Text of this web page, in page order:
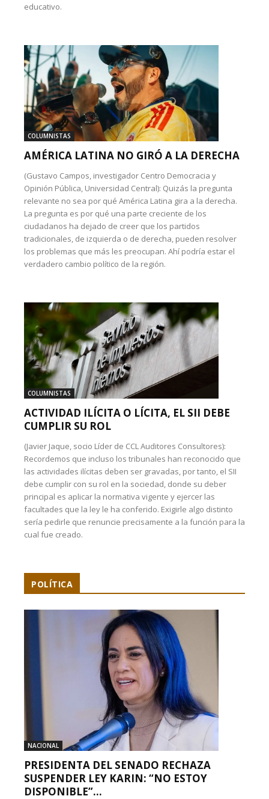
educativo.
COLUMNISTAS
AMÉRICA LATINA NO GIRÓ A LA DERECHA
(Gustavo Campos, investigador Centro Democracia y
Opinión Pública, Universidad Central): Quizás la pregunta
relevante no sea por qué América Latina gira a la derecha.
La pregunta es por qué una parte creciente de los
ciudadanos ha dejado de creer que los partidos
tradicionales, de izquierda o de derecha, pueden resolver
los problemas que más les preocupan. Ahí podría estar el
verdadero cambio político de la región.
COLUMNISTAS
ACTIVIDAD ILÍCITA O LÍCITA, EL SII DEBE
CUMPLIR SU ROL
(Javier Jaque, socio Líder de CCL Auditores Consultores):
Recordemos que incluso los tribunales han reconocido que
las actividades ilícitas deben ser gravadas, por tanto, el SII
debe cumplir con su rol en la sociedad, donde su deber
principal es aplicar la normativa vigente y ejercer las
facultades que la ley le ha conferido. Exigirle algo distinto
sería pedirle que renuncie precisamente a la función para la
cual fue creado.
POLÍTICA
NACIONAL
PRESIDENTA DEL SENADO RECHAZA
SUSPENDER LEY KARIN: “NO ESTOY
DISPONIBLE”...